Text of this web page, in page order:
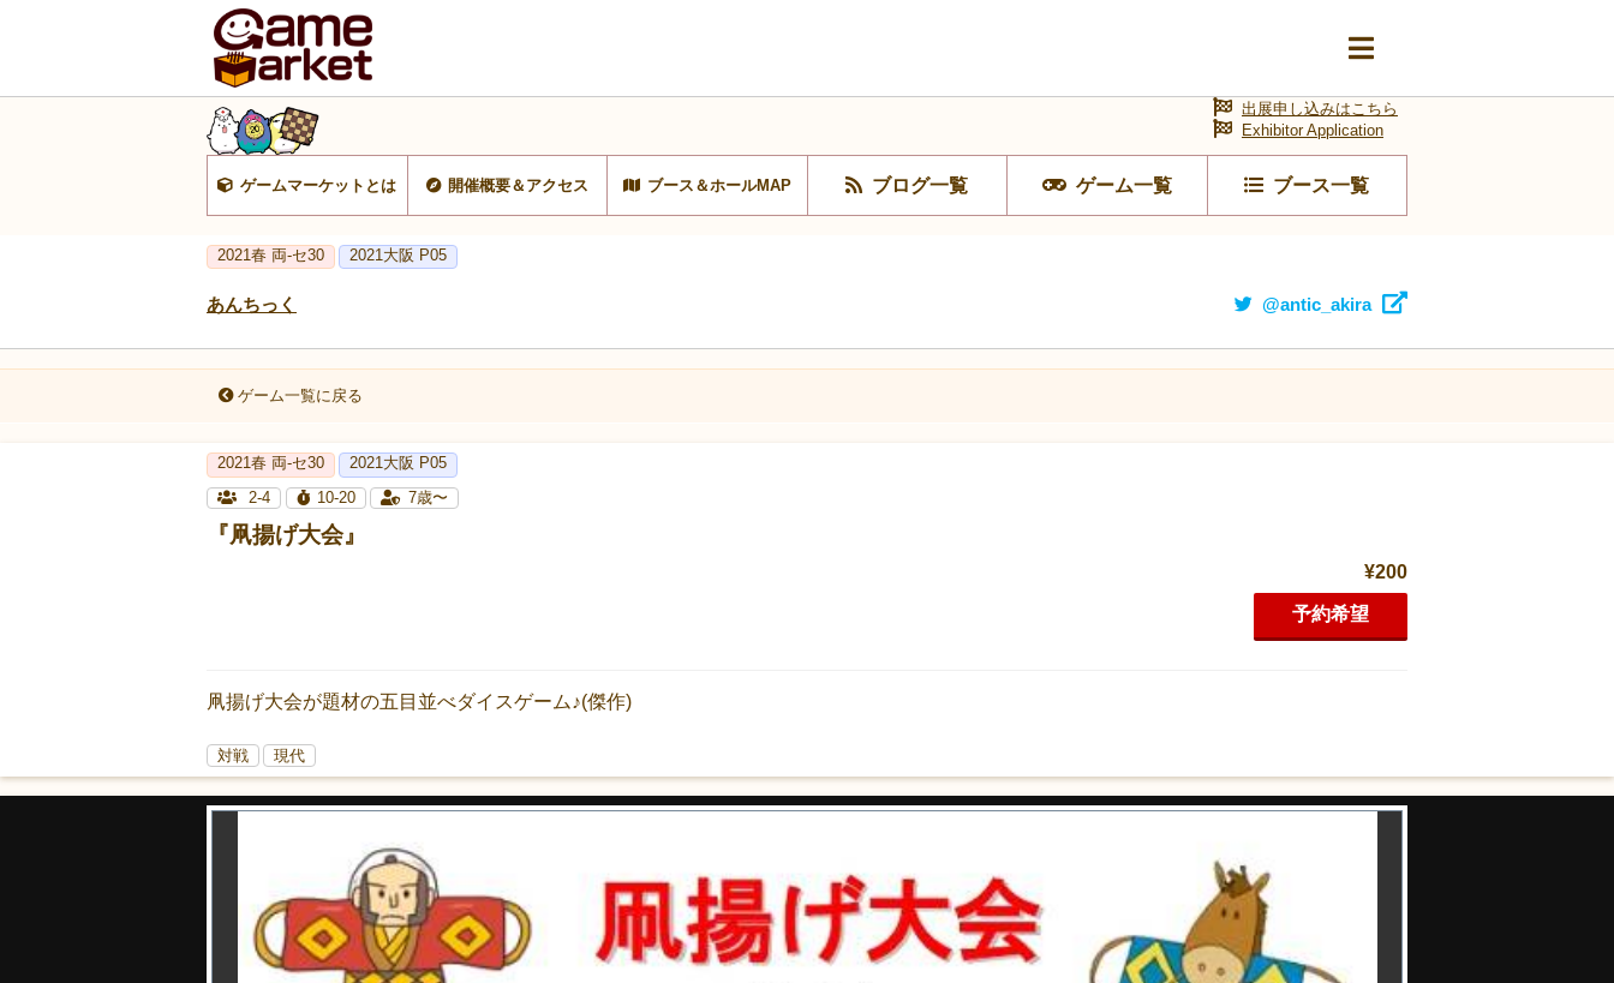
ゲームマーケットとは 開催概要＆アクセス ブース＆ホールMAP ブログ一覧 ゲーム一覧 ブース一覧
出展申し込みはこちら
Exhibitor Application
2021春 両-セ30 2021大阪 P05
あんちっく @antic_akira
ゲーム一覧に戻る
2021春 両-セ30
2021大阪 P05
2-4
10-20 7歳〜
『凧揚げ大会』
¥200
予約希望
凧揚げ大会が題材の五目並べダイスゲーム♪(傑作)
対戦 現代